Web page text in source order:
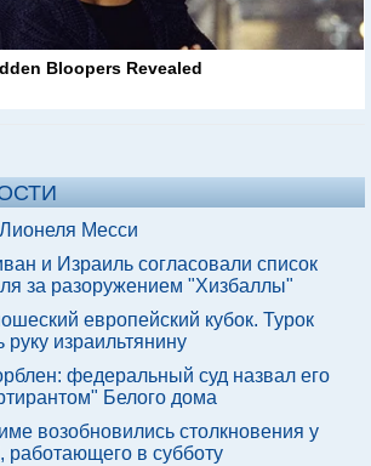
Bloopers Revealed
Месси
и Израиль согласовали список
за разоружением "Хизбаллы"
европейский кубок. Турок
руку израильтянину
федеральный суд назвал его
Белого дома
возобновились столкновения у
в субботу